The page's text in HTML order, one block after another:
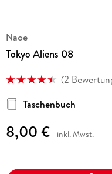
Naoe
Tokyo Aliens 08
(2
Taschenbuch
8,00 € inkl. Mwst.